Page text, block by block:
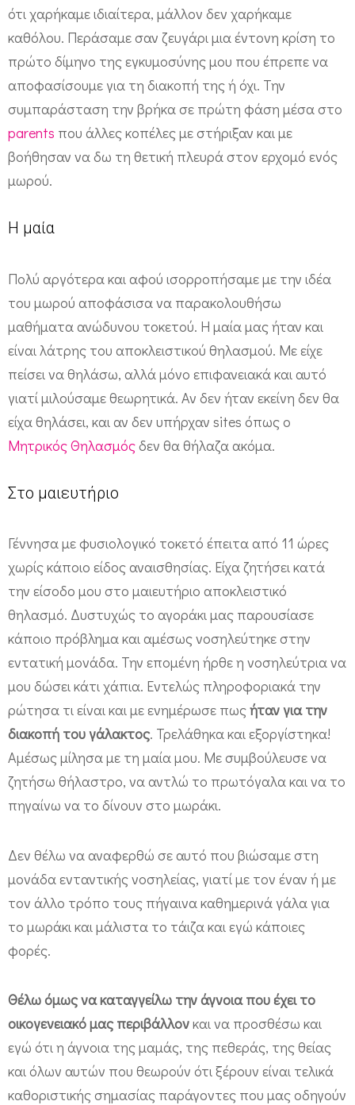
μ
ο
ύ
ότι χαρήκαμε ιδιαίτερα, μάλλον δεν χαρήκαμε
καθόλου. Περάσαμε σαν ζευγάρι μια έντονη κρίση το
πρώτο δίμηνο της εγκυμοσύνης μου που έπρεπε να
αποφασίσουμε για τη διακοπή της ή όχι. Την
συμπαράσταση την βρήκα σε πρώτη φάση μέσα στο
parents που άλλες κοπέλες με στήριξαν και με
βοήθησαν να δω τη θετική πλευρά στον ερχομό ενός
μωρού.
Η μαία
Πολύ αργότερα και αφού ισορροπήσαμε με την ιδέα
του μωρού αποφάσισα να παρακολουθήσω
μαθήματα ανώδυνου τοκετού. Η μαία μας ήταν και
είναι λάτρης του αποκλειστικού θηλασμού. Με είχε
πείσει να θηλάσω, αλλά μόνο επιφανειακά και αυτό
γιατί μιλούσαμε θεωρητικά. Αν δεν ήταν εκείνη δεν θα
είχα θηλάσει, και αν δεν υπήρχαν sites όπως ο
Μητρικός Θηλασμόςδεν θα θήλαζα ακόμα.
Στο μαιευτήριο
Γέννησα με φυσιολογικό τοκετό έπειτα από 11 ώρες
χωρίς κάποιο είδος αναισθησίας. Είχα ζητήσει κατά
την είσοδο μου στο μαιευτήριο αποκλειστικό
θηλασμό. Δυστυχώς το αγοράκι μας παρουσίασε
κάποιο πρόβλημα και αμέσως νοσηλεύτηκε στην
εντατική μονάδα. Την επομένη ήρθε η νοσηλεύτρια να
μου δώσει κάτι χάπια. Εντελώς πληροφοριακά την
ρώτησα τι είναι και με ενημέρωσε πωςήταν για την
διακοπή του γάλακτος. Τρελάθηκα και εξοργίστηκα!
Αμέσως μίλησα με τη μαία μου. Με συμβούλευσε να
ζητήσω θήλαστρο, να αντλώ το πρωτόγαλα και να το
πηγαίνω να το δίνουν στο μωράκι.
Δεν θέλω να αναφερθώ σε αυτό που βιώσαμε στη
μονάδα ενταντικής νοσηλείας, γιατί με τον έναν ή με
τον άλλο τρόπο τους πήγαινα καθημερινά γάλα για
το μωράκι και μάλιστα το τάιζα και εγώ κάποιες
φορές.
Θέλω όμως να καταγγείλω την άγνοια που έχει το
οικογενειακό μας περιβάλλονκαι να προσθέσω και
εγώ ότι η άγνοια της μαμάς, της πεθεράς, της θείας
και όλων αυτών που θεωρούν ότι ξέρουν είναι τελικά
καθοριστικής σημασίας παράγοντες που μας οδηγούν